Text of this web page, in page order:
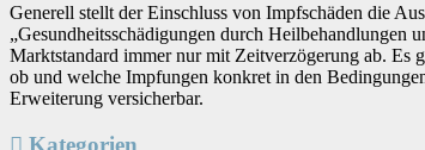
Generell stellt der Einschluss von Impfschäden die
„Gesundheitsschädigungen durch Heilbehandlungen
Marktstandard immer nur mit Zeitverzögerung ab. Es
ob und welche Impfungen konkret in den
Erweiterung versicherbar.
Kategorien